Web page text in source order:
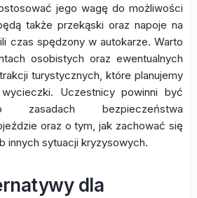
jego wagę do możliwości
także przekąski oraz napoje na
czas spędzony w autokarze. Warto
osobistych oraz ewentualnych
turystycznych, które planujemy
Uczestnicy powinni być
zasadach bezpieczeństwa
oraz o tym, jak zachować się
innych sytuacji kryzysowych.
dla